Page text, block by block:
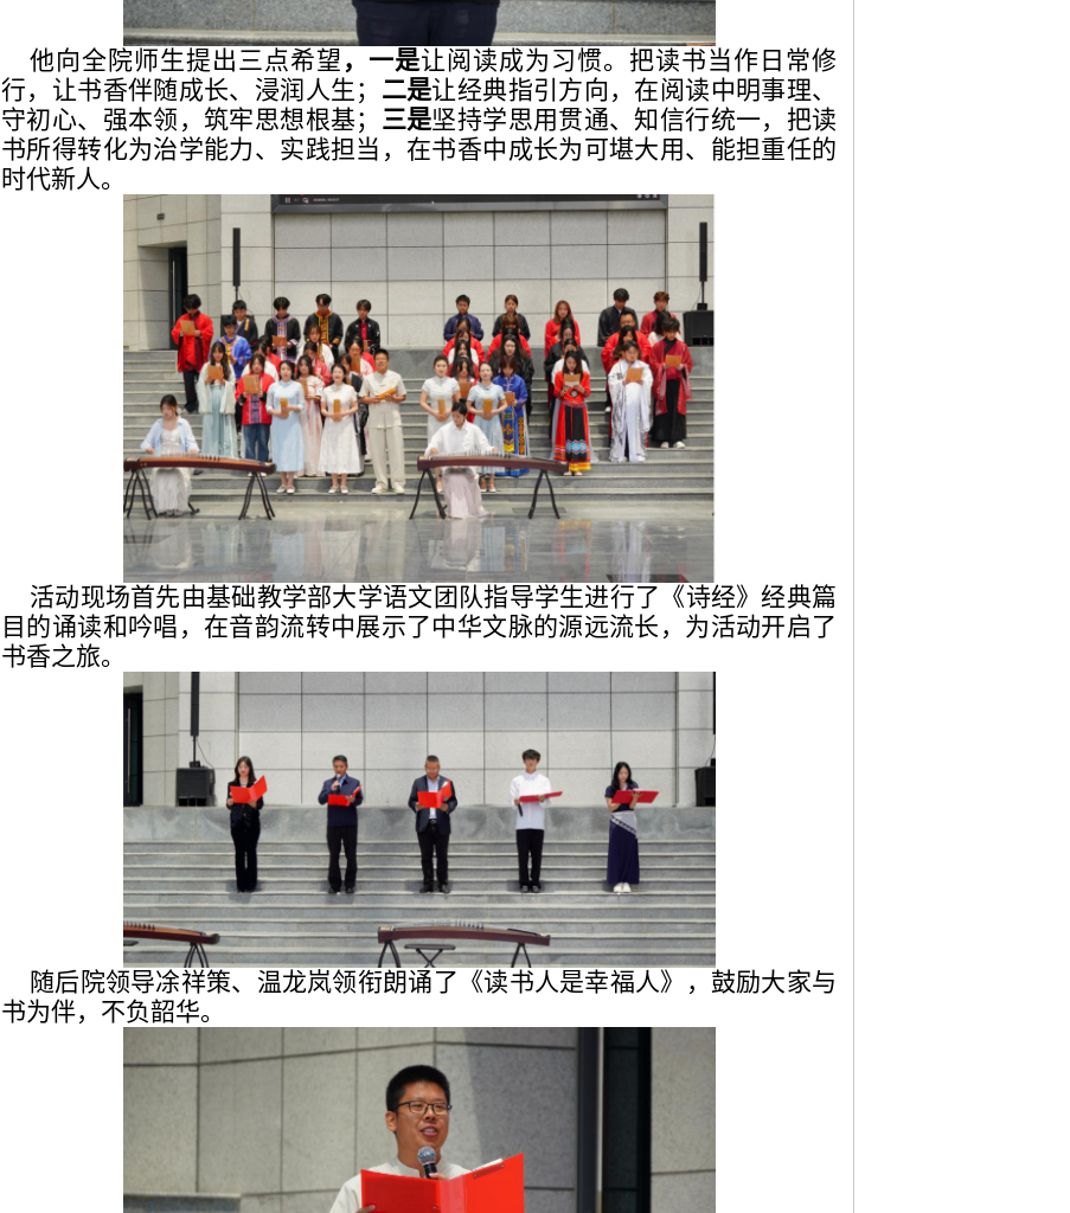
他向全院师生提出三点希望 ，一是让阅读成为习惯。把读书当作日常修
行，让书香伴随成长、浸润人生； 二是让经典指引方向，在阅读中明事理、
守初心、强本领，筑牢思想根基； 三是坚持学思用贯通、知信行统一，把读
书所得转化为治学能力、实践担当，在书香中成长为可堪大用、能担重任的
时代新人。
活动现场首先由基础教学部大学语文团队指导学生进行了《诗经》经典篇
目的诵读和吟唱，在音韵流转中展示了中华文脉的源远流长，为活动开启了
书香之旅。
随后院领导凃祥策、温龙岚领衔朗诵了《读书人是幸福人》，鼓励大家与
书为伴，不负韶华。